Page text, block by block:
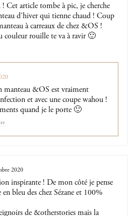
Cet article tombe à pic, je cherche
d’hiver qui tienne chaud ! Coup
à carreaux de chez &OS !
couleur rouille te va à ravir 🙂
&OS est vraiment
et avec une coupe wahou !
quand je le porte 🙂
2020
inspirante ! De mon côté je pense
bleu des chez Sézane et 100%
de &otherstories mais la